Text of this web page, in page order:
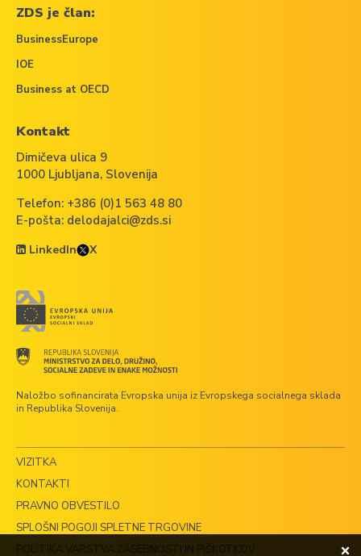
Naložbo sofinancirata Evropska unija iz Evropskega socialnega sklada
in Republika Slovenija.
ZDS je član:
BusinessEurope
IOE
Business at OECD
Kontakt
Dimičeva ulica 9
1000 Ljubljana, Slovenija
Telefon: +386 (0)1 563 48 80
E-pošta: delodajalci@zds.si
LinkedIn X
VIZITKA
KONTAKTI
PRAVNO OBVESTILO
SPLOŠNI POGOJI SPLETNE TRGOVINE
POLITIKA VARSTVA ZASEBNOSTI IN PIŠKOTKOV